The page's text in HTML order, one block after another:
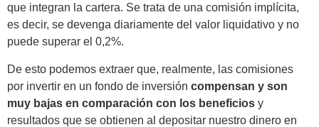
que integran la cartera. Se trata de una comisión implícita,
es decir, se devenga diariamente del valor liquidativo y no
puede superar el 0,2%.
De esto podemos extraer que, realmente, las comisiones
por invertir en un fondo de inversión compensan y son
muy bajas en comparación con los beneficios y
resultados que se obtienen al depositar nuestro dinero en